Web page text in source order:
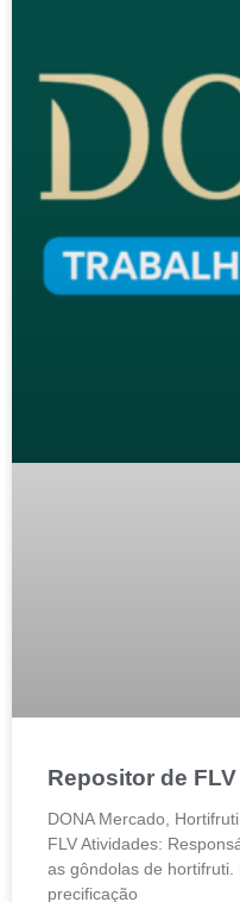
Repositor de FLV
DONA Mercado,
FLV Atividades:
as gôndolas de
precificação